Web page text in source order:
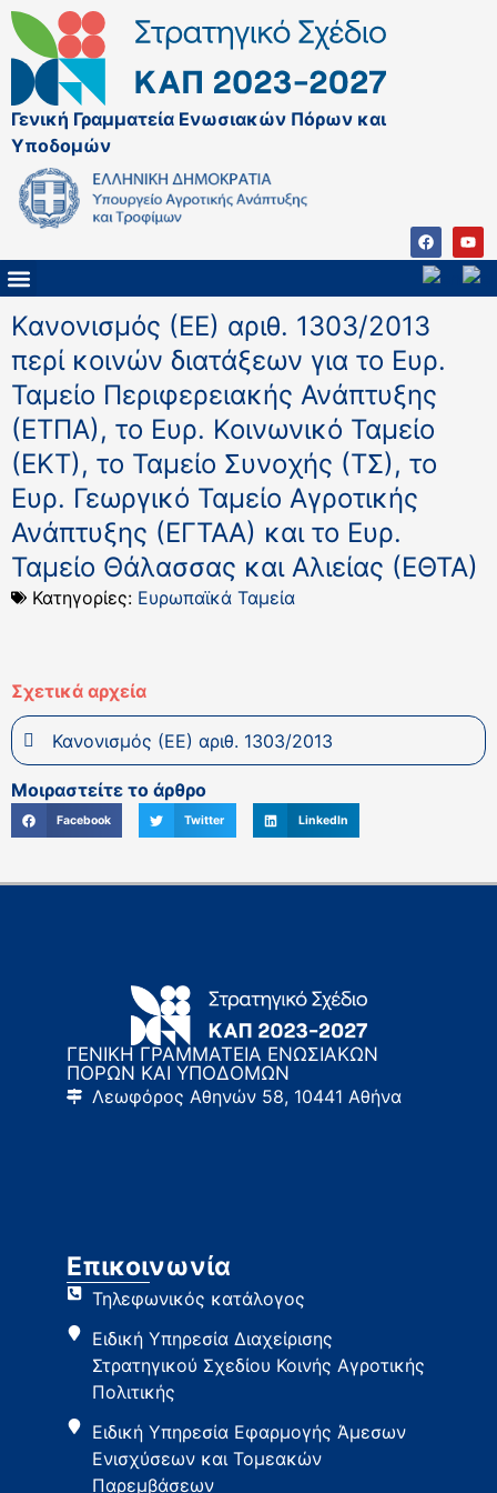
Γενική Γραμματεία Ενωσιακών Πόρων και
Υποδομών
Κανονισμός (ΕΕ) αριθ. 1303/2013
περί κοινών διατάξεων για το Ευρ.
Ταμείο Περιφερειακής Ανάπτυξης
(ΕΤΠΑ), το Ευρ. Κοινωνικό Ταμείο
(ΕΚΤ), το Ταμείο Συνοχής (ΤΣ), το
Ευρ. Γεωργικό Ταμείο Αγροτικής
Ανάπτυξης (ΕΓΤΑΑ) και το Ευρ.
Ταμείο Θάλασσας και Αλιείας (ΕΘΤΑ)
Κατηγορίες: Ευρωπαϊκά Ταμεία
Σχετικά αρχεία
Κανονισμός (ΕΕ) αριθ. 1303/2013
Μοιραστείτε το άρθρο
Facebook Twitter LinkedIn
ΓΕΝΙΚΗ ΓΡΑΜΜΑΤΕΙΑ ΕΝΩΣΙΑΚΩΝ
ΠΟΡΩΝ ΚΑΙ ΥΠΟΔΟΜΩΝ
Λεωφόρος Αθηνών 58, 10441 Αθήνα
Επικοινωνία
Τηλεφωνικός κατάλογος
Ειδική Υπηρεσία Διαχείρισης
Στρατηγικού Σχεδίου Κοινής Αγροτικής
Πολιτικής
Ειδική Υπηρεσία Εφαρμογής Άμεσων
Ενισχύσεων και Τομεακών
Παρεμβάσεων